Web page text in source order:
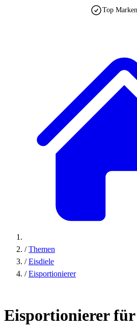
Top
/ Themen
/ Eisdiele
/ Eisportionierer
Eisportionierer